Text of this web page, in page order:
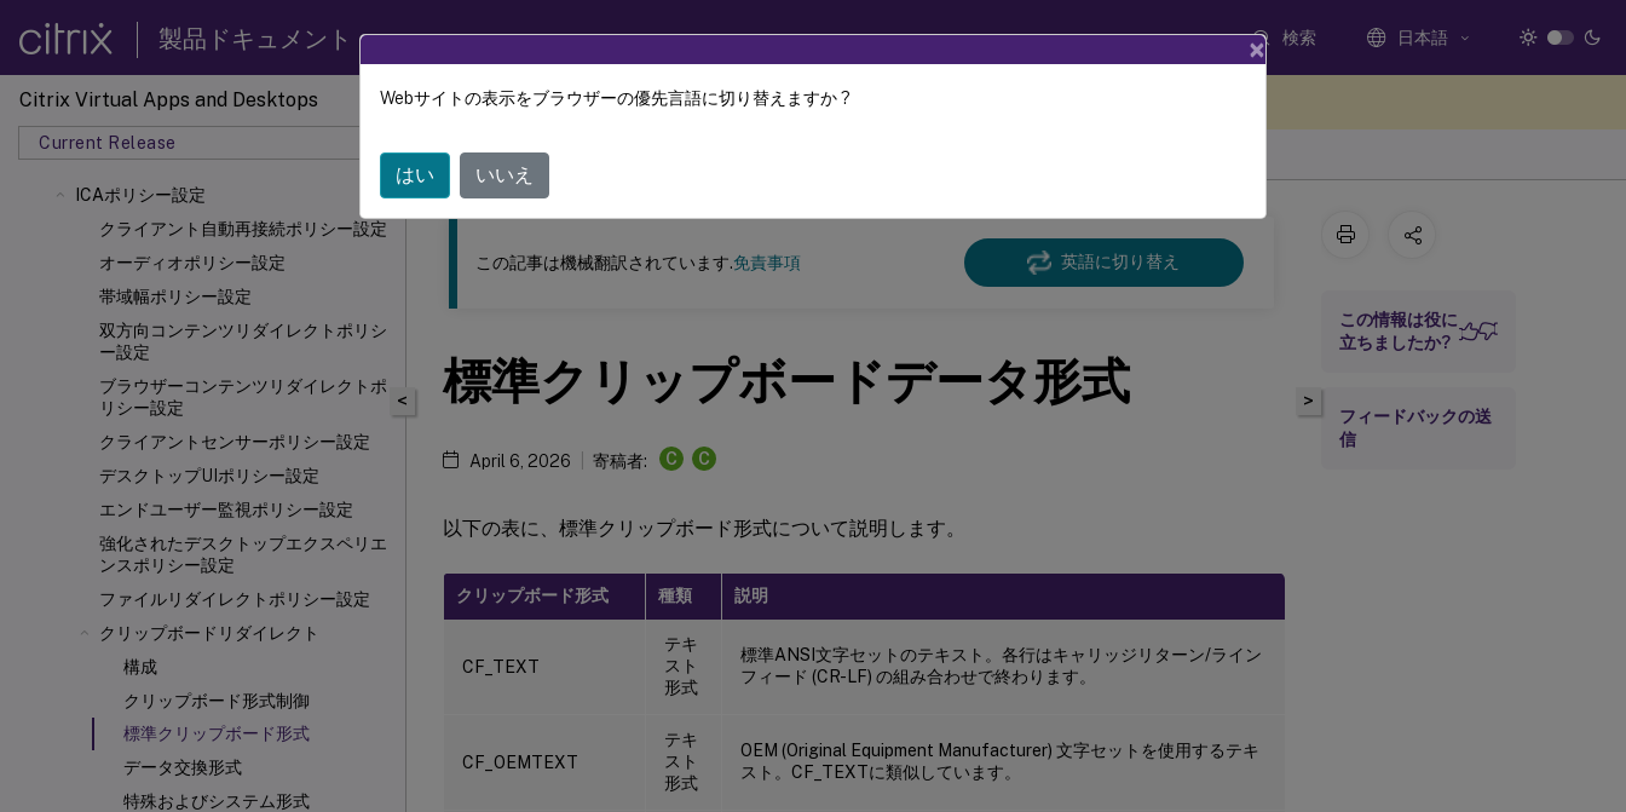
製品ドキュメント 検索 日本語
Citrix Virtual Apps and Desktops
Current Release
ICAポリシー設定
クライアント自動再接続ポリシー設定
オーディオポリシー設定
帯域幅ポリシー設定
双方向コンテンツリダイレクトポリシ
ー設定
ブラウザーコンテンツリダイレクトポ
リシー設定
クライアントセンサーポリシー設定
デスクトップUIポリシー設定
エンドユーザー監視ポリシー設定
強化されたデスクトップエクスペリエ
ンスポリシー設定
ファイルリダイレクトポリシー設定
クリップボードリダイレクト
構成
クリップボード形式制御
標準クリップボード形式
データ交換形式
特殊およびシステム形式
このコンテンツは動的に機械翻訳されています。
Citrix Virtual Apps and Desktops
<
この記事は機械翻訳されています.免責事項 英語に切り替え
標準クリップボードデータ形式
April 6, 2026 寄稿者: C C
以下の表に、標準クリップボード形式について説明します。
クリップボード形式 種類 説明
CF_TEXT
テキ
スト
形式
標準ANSI文字セットのテキスト。各行はキャリッジリターン/ライン
フィード (CR-LF) の組み合わせで終わります。
CF_OEMTEXT
テキ
スト
形式
OEM (Original Equipment Manufacturer) 文字セットを使用するテキ
スト。CF_TEXTに類似しています。
>
この情報は役に
立ちましたか?
フィードバックの送
信
×
Webサイトの表示をブラウザーの優先言語に切り替えますか ?
はい いいえ